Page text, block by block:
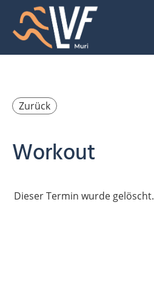
Zurück
Workout
Dieser Termin wurde gelöscht.